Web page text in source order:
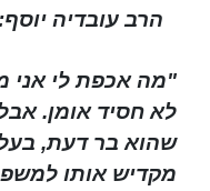
הרב עובדיה
"מה אכפת לי אני
לא חסיד אומן.
שהוא בר דעת,
מקדיש אותו